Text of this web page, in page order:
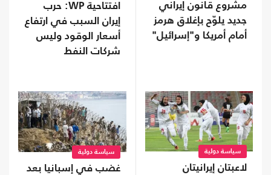
مشروع قانون إيراني
جديد يلوّح بإغلاق هرمز
أمام أمريكا و"إسرائيل"
افتتاحية WP: حرب
إيران السبب في ارتفاع
أسعار الوقود وليس
شركات النفط
سياسة دولية
لاعبتان إيرانيتان
سياسة دولية
غضب في إسبانيا بعد